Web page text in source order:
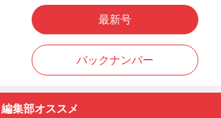
最新号
バックナンバー
編集部オススメ